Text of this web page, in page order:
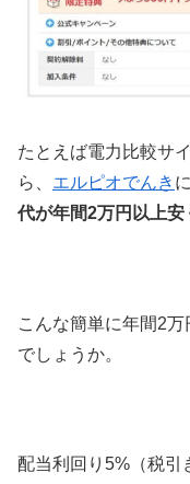
たとえば電力比較サ
ら、 エルピオでんき
代が年間2万円以上安
こんな簡単に年間2
でしょうか。
配当利回り5%（税引